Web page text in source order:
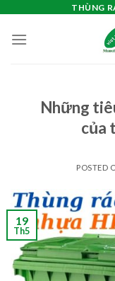
content
THÙNG
Những
của
POSTED
19
Th5